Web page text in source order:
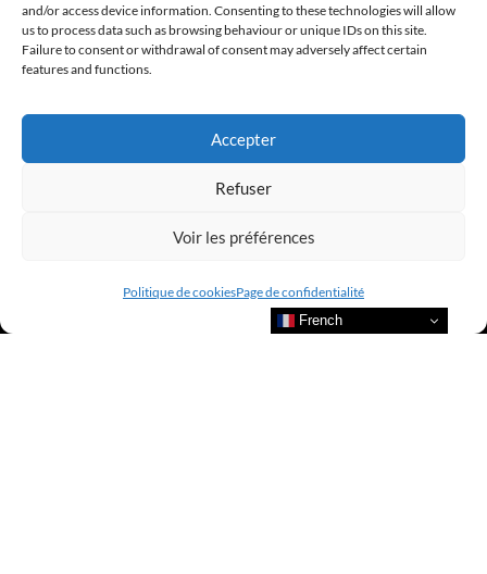
and/or access device information. Consenting to these technologies will allow
us to process data such as browsing behaviour or unique IDs on this site.
Failure to consent or withdrawal of consent may adversely affect certain
features and functions.
Accepter
Refuser
Voir les préférences
Politique de cookiesPage de confidentialité
French